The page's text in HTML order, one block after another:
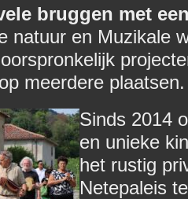
bruggen met
natuur en Muzikale
meerdere
Sinds 2014
en unieke
het rustig
Netepaleis